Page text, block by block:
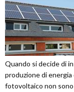
Quando si decide di
produzione di
fotovoltaico non sono